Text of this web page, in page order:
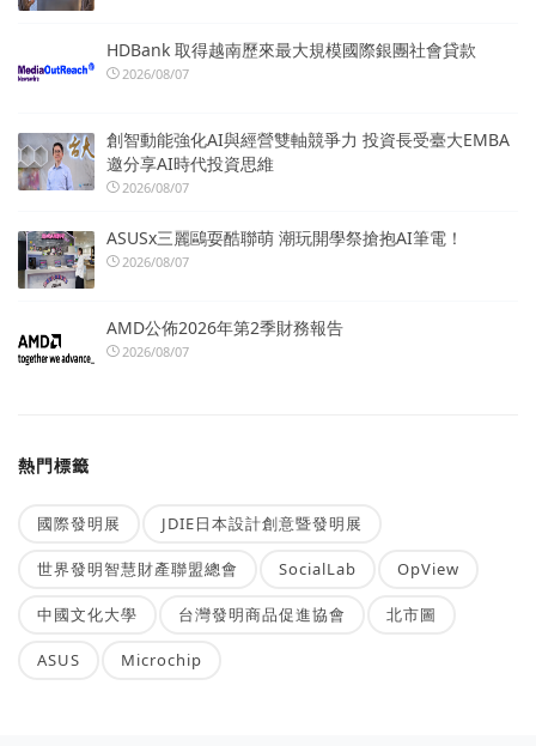
HDBank 取得越南歷來最大規模國際銀團社會貸款
2026/08/07
創智動能強化AI與經營雙軸競爭力 投資長受臺大EMBA
邀分享AI時代投資思維
2026/08/07
ASUSx三麗鷗耍酷聯萌 潮玩開學祭搶抱AI筆電！
2026/08/07
AMD公佈2026年第2季財務報告
2026/08/07
熱門標籤
國際發明展 JDIE日本設計創意暨發明展
世界發明智慧財產聯盟總會 SocialLab OpView
中國文化大學 台灣發明商品促進協會 北市圖
ASUS Microchip